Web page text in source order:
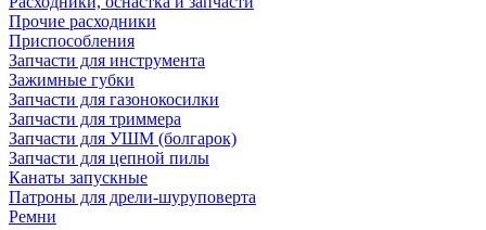
Прочие расходники
Приспособления
Запчасти для инструмента
Зажимные губки
Запчасти для газонокосилки
Запчасти для триммера
Запчасти для УШМ (болгарок)
Запчасти для цепной пилы
Канаты запускные
Патроны для дрели-шуруповерта
Ремни